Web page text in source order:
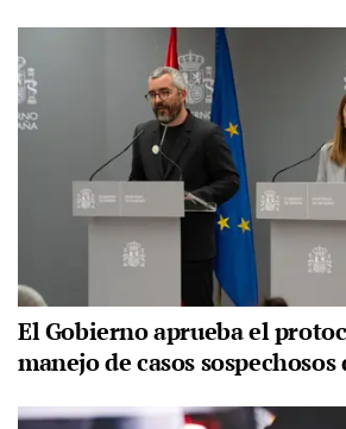
El Gobierno aprueba el
manejo de casos